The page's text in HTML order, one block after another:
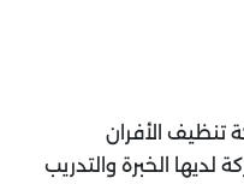
تنظيف الأفران
لديها الخبرة والتدريب